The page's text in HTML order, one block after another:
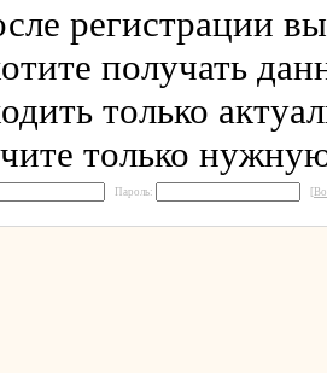
регистрации
получать
только
только
Пароль: